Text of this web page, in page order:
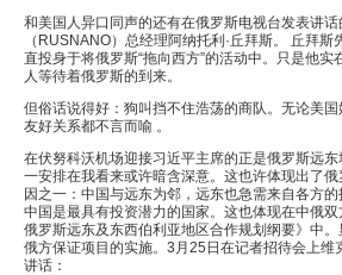
和美国人异口同声的还有在俄罗斯电视台发表讲
（RUSNANO）总经理阿纳托利·丘拜斯。 丘拜
直投身于将俄罗斯“拖向西方”的活动中。只是他
人等待着俄罗斯的到来。
但俗话说得好：狗叫挡不住浩荡的商队。无论美
友好关系都不言而喻 。
在伏努科沃机场迎接习近平主席的正是俄罗斯远
一安排在我看来或许暗含深意。这也许体现出了
因之一：中国与远东为邻，远东也急需来自各方的
中国是最具有投资潜力的国家。这也体现在中俄
俄罗斯远东及东西伯利亚地区合作规划纲要》中
俄方保证项目的实施。3月25日在记者招待会上维
讲话：